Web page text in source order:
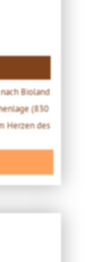
Bioland
(830
Herzen des